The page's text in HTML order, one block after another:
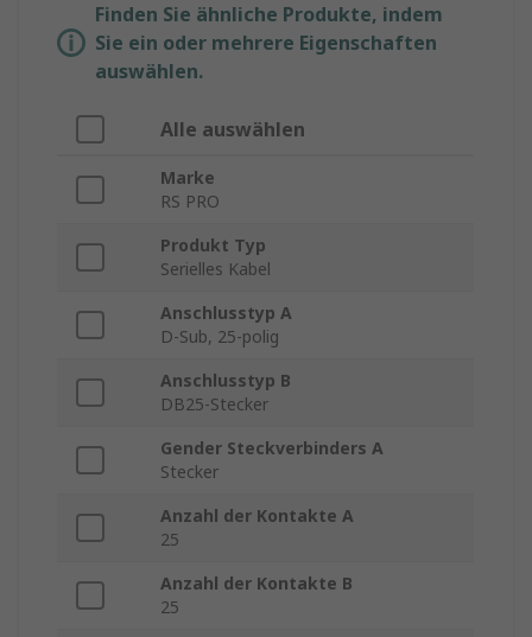
Finden Sie ähnliche Produkte, indem
Sie ein oder mehrere Eigenschaften
auswählen.
Alle auswählen
Marke
RS PRO
Produkt Typ
Serielles Kabel
Anschlusstyp A
D-Sub, 25-polig
Anschlusstyp B
DB25-Stecker
Gender Steckverbinders A
Stecker
Anzahl der Kontakte A
25
Anzahl der Kontakte B
25